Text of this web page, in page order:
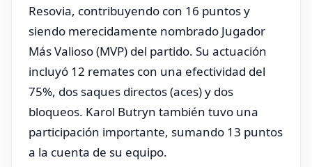
Resovia, contribuyendo con 16 puntos y
siendo merecidamente nombrado Jugador
Más Valioso (MVP) del partido. Su actuación
incluyó 12 remates con una efectividad del
75%, dos saques directos (aces) y dos
bloqueos. Karol Butryn también tuvo una
participación importante, sumando 13 puntos
a la cuenta de su equipo.